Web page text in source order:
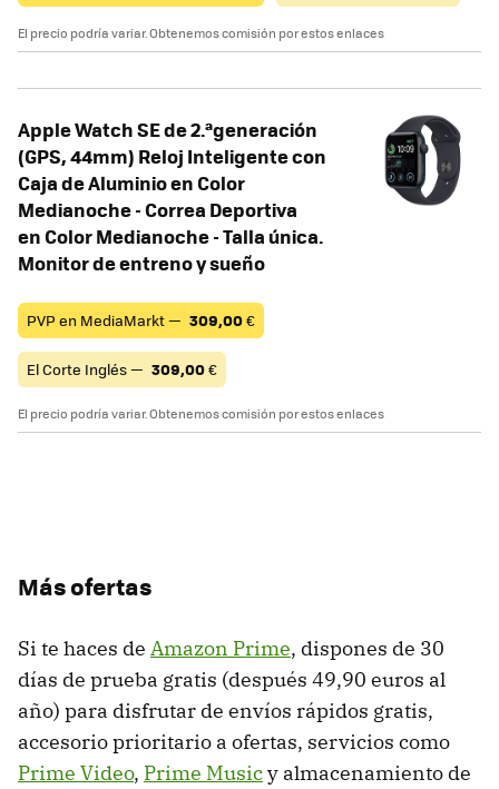
El precio podría variar. Obtenemos comisión por estos enlaces
Apple Watch SE de 2.ªgeneración
(GPS, 44mm) Reloj Inteligente con
Caja de Aluminio en Color
Medianoche - Correa Deportiva
en Color Medianoche - Talla única.
Monitor de entreno y sueño
PVP en MediaMarkt — 309,00€
El Corte Inglés — 309,00€
El precio podría variar. Obtenemos comisión por estos enlaces
Más ofertas
Si te haces de Amazon Prime, dispones de 30
días de prueba gratis (después 49,90 euros al
año) para disfrutar de envíos rápidos gratis,
accesorio prioritario a ofertas, servicios como
Prime Video, Prime Musicy almacenamiento de